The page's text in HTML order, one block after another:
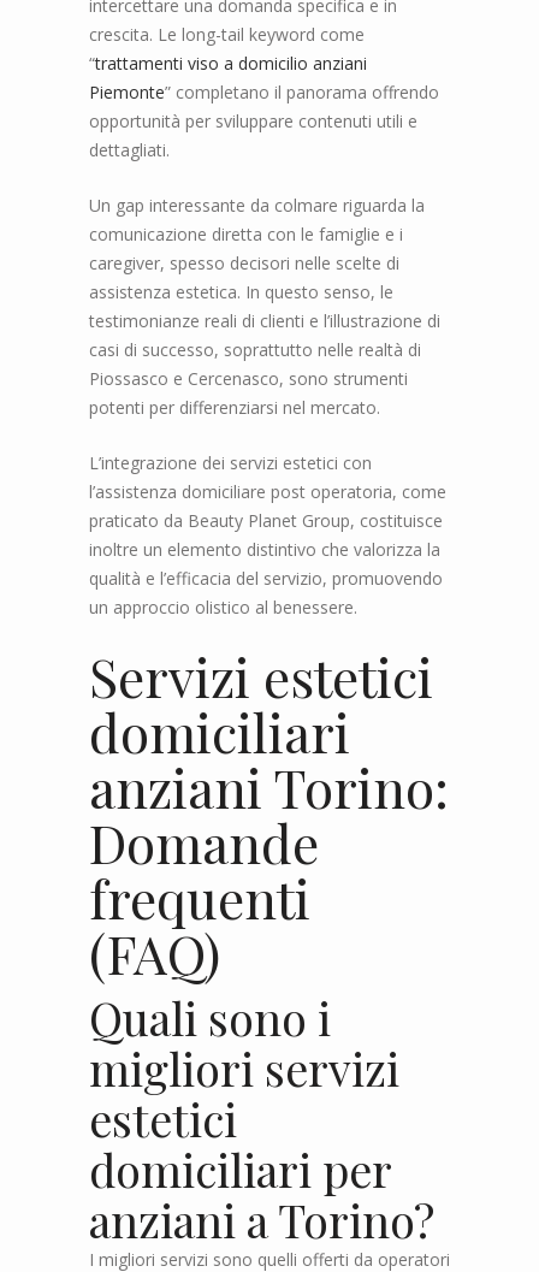
intercettare una domanda specifica e in
crescita. Le long-tail keyword come
“trattamenti viso a domicilio anziani
Piemonte” completano il panorama offrendo
opportunità per sviluppare contenuti utili e
dettagliati.
Un gap interessante da colmare riguarda la
comunicazione diretta con le famiglie e i
caregiver, spesso decisori nelle scelte di
assistenza estetica. In questo senso, le
testimonianze reali di clienti e l’illustrazione di
casi di successo, soprattutto nelle realtà di
Piossasco e Cercenasco, sono strumenti
potenti per differenziarsi nel mercato.
L’integrazione dei servizi estetici con
l’assistenza domiciliare post operatoria, come
praticato da Beauty Planet Group, costituisce
inoltre un elemento distintivo che valorizza la
qualità e l’efficacia del servizio, promuovendo
un approccio olistico al benessere.
Servizi estetici
domiciliari
anziani Torino:
Domande
frequenti
(FAQ)
Quali sono i
migliori servizi
estetici
domiciliari per
anziani a Torino?
I migliori servizi sono quelli offerti da operatori